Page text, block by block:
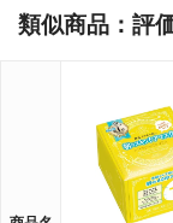
類似商品：評